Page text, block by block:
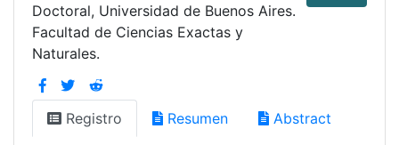
Doctoral, Universidad de Buenos Aires.
Facultad de Ciencias Exactas y
Naturales.
Registro Resumen Abstract